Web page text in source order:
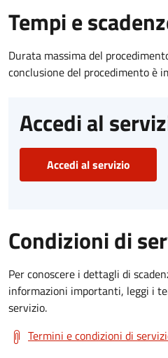
Tempi e
Durata massima del
conclusione del procedimento è
Accedi al
Accedi al servizio
Condizioni di
Per conoscere i dettagli di
informazioni importanti, leggi i
servizio.
Termini e condizioni di